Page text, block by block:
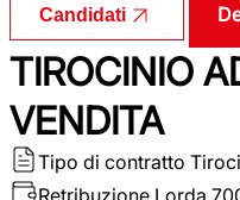
Candidati
TIROCINIO
VENDITA
Tipo di contratto
Retribuzione Lorda